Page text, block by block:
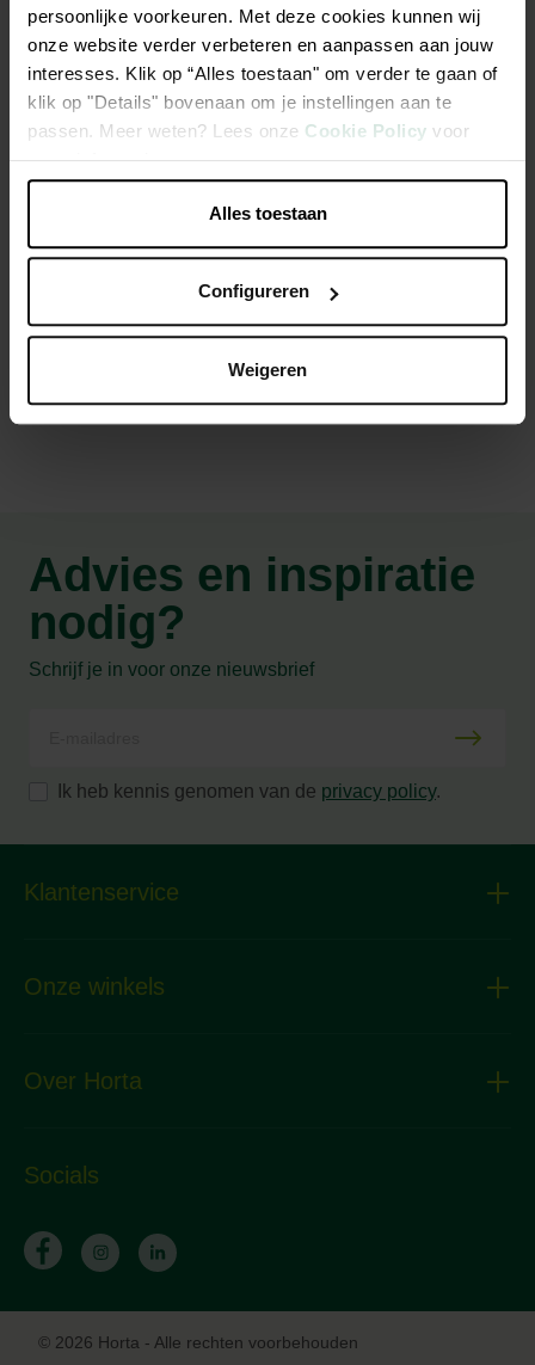
persoonlijke voorkeuren. Met deze cookies kunnen wij
onze website verder verbeteren en aanpassen aan jouw
interesses. Klik op “Alles toestaan" om verder te gaan of
klik op "Details" bovenaan om je instellingen aan te
passen. Meer weten? Lees onze Cookie Policy voor
meer informatie.
Alles toestaan
Configureren
Weigeren
Beschrijving
Pressed bone 10cm 4 st.
Advies en inspiratie
nodig?
Schrijf je in voor onze nieuwsbrief
Ik heb kennis genomen van de privacy policy.
Klantenservice
Onze winkels
Over Horta
Socials
© 2026 Horta - Alle rechten voorbehouden